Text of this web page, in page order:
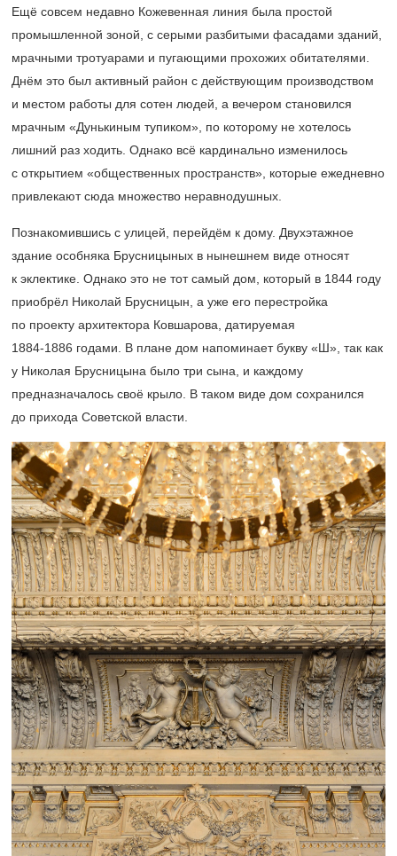
Ещё совсем недавно Кожевенная линия была простой
промышленной зоной, с серыми разбитыми фасадами зданий,
мрачными тротуарами и пугающими прохожих обитателями.
Днём это был активный район с действующим производством
и местом работы для сотен людей, а вечером становился
мрачным «Дунькиным тупиком», по которому не хотелось
лишний раз ходить. Однако всё кардинально изменилось
с открытием «общественных пространств», которые ежедневно
привлекают сюда множество неравнодушных.
Познакомившись с улицей, перейдём к дому. Двухэтажное
здание особняка Брусницыных в нынешнем виде относят
к эклектике. Однако это не тот самый дом, который в 1844 году
приобрёл Николай Брусницын, а уже его перестройка
по проекту архитектора Ковшарова, датируемая
1884-1886 годами.
В плане дом напоминает букву «Ш», так как
у Николая Брусницына было три сына, и каждому
предназначалось своё крыло. В таком виде дом сохранился
до прихода Советской власти.